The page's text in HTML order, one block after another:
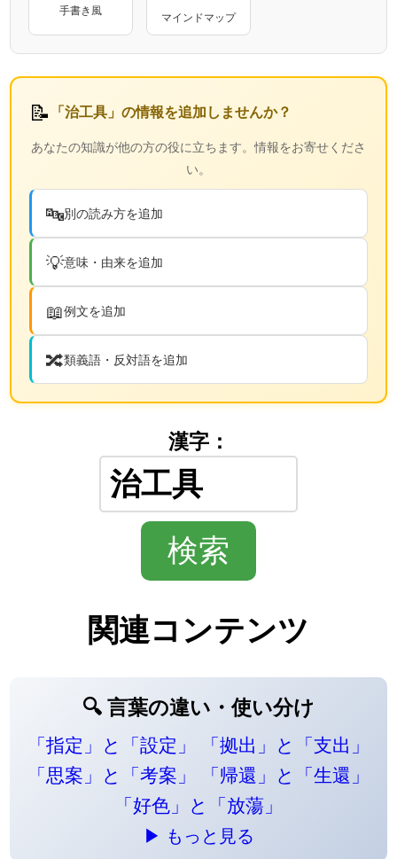
手書き風 マインドマップ
📝 「治工具」の情報を追加しませんか？
あなたの知識が他の方の役に立ちます。情報をお寄せくださ
い。
🔤別の読み方を追加
💡意味・由来を追加
📖例文を追加
🔀類義語・反対語を追加
漢字：
関連コンテンツ
🔍 言葉の違い・使い分け
「指定」と「設定」
「拠出」と「支出」
「思案」と「考案」
「帰還」と「生還」
「好色」と「放蕩」
▶ もっと見る